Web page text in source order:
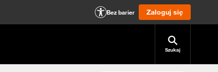
Bez barier Zaloguj się
Szukaj